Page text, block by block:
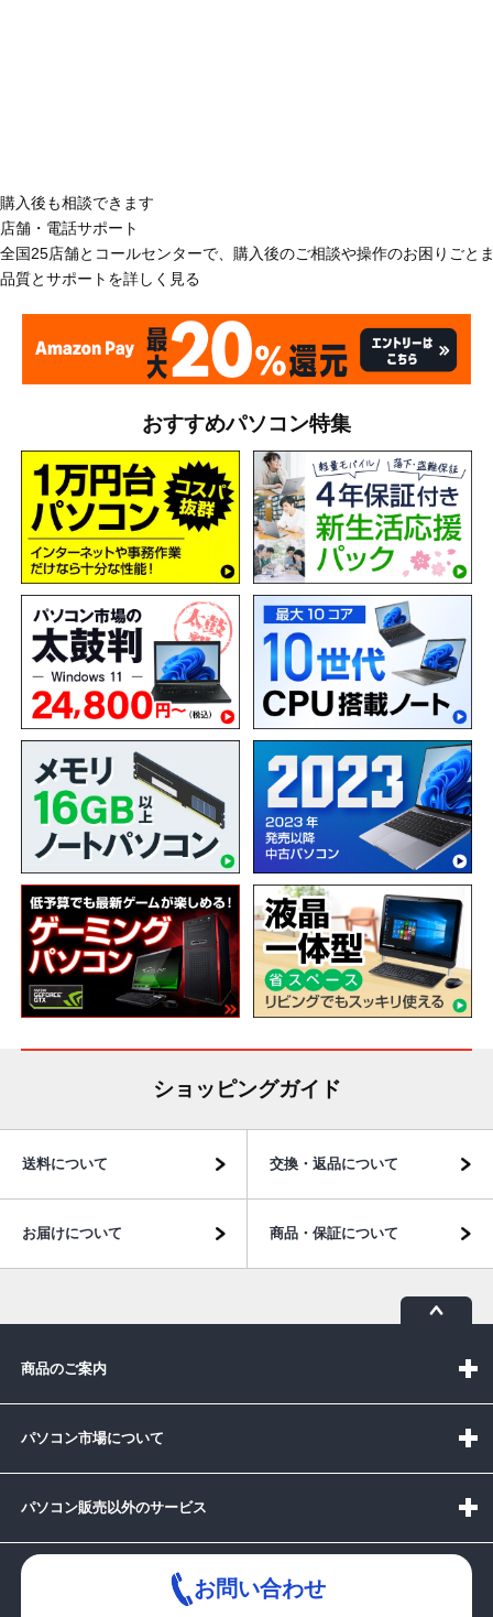
購入後も相談できます
店舗・電話サポート
全国25店舗とコールセンターで、購入後のご相談や操作のお困りごと
品質とサポートを詳しく見る
おすすめパソコン特集
ショッピングガイド
送料について 交換・返品について
お届けについて 商品・保証について
商品のご案内
パソコン市場について
パソコン販売以外のサービス
お問い合わせ